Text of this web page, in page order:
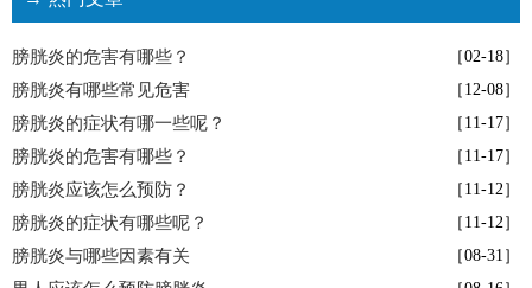
［02-18］
膀胱炎的危害有哪些？
［12-08］
膀胱炎有哪些常见危害
［11-17］
膀胱炎的症状有哪一些呢？
［11-17］
膀胱炎的危害有哪些？
［11-12］
膀胱炎应该怎么预防？
［11-12］
膀胱炎的症状有哪些呢？
［08-31］
膀胱炎与哪些因素有关